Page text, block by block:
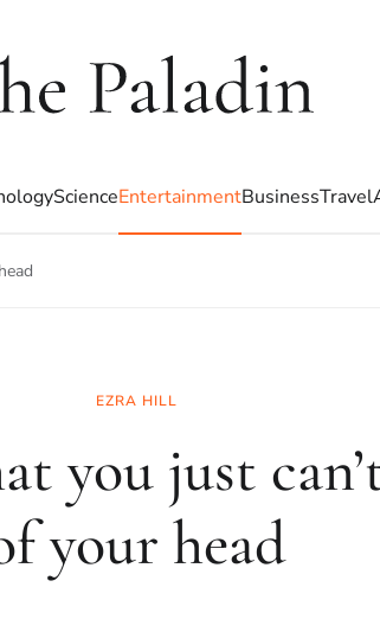
ScienceEntertainmentBusinessTravel
EZRA HILL
you just
your head